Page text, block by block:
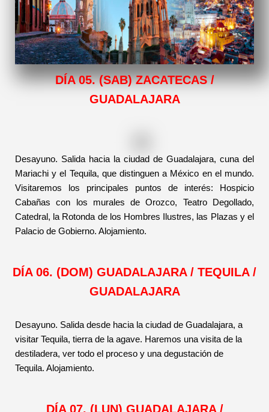
DÍA 05. (SAB) ZACATECAS /
GUADALAJARA
Desayuno. Salida hacia la ciudad de Guadalajara, cuna del
Mariachi y el Tequila, que distinguen a México en el mundo.
Visitaremos los principales puntos de interés: Hospicio
Cabañas con los murales de Orozco, Teatro Degollado,
Catedral, la Rotonda de los Hombres Ilustres, las Plazas y el
Palacio de Gobierno. Alojamiento.
DÍA 06. (DOM) GUADALAJARA / TEQUILA /
GUADALAJARA
Desayuno. Salida desde hacia la ciudad de Guadalajara, a
visitar Tequila, tierra de la agave. Haremos una visita de la
destiladera, ver todo el proceso y una degustación de
Tequila. Alojamiento.
DÍA 07. (LUN) GUADALAJARA /